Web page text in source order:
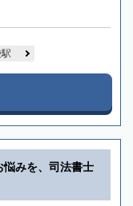
悩みを、司法書士